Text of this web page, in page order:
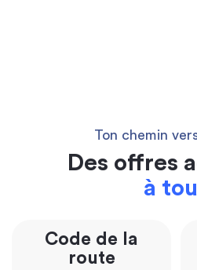
Ton chemin
Des offres
à
Code de la
route